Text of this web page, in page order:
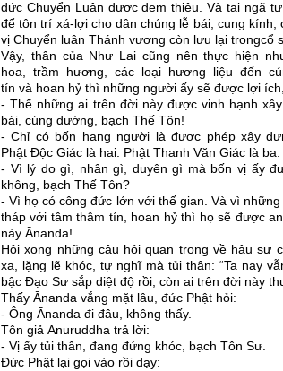
đức Chuyển Luân được đem thiêu. Và tại ngã
để tôn trí xá-lợi cho dân chúng lễ bái, cung
vị Chuyển luân Thánh vương còn lưu lại trongcổ
Vậy, thân của Như Lai cũng nên thực hiện
hoa, trầm hương, các loại hương liệu đến
tín và hoan hỷ thì những người ấy sẽ được lợi
- Thế những ai trên đời này được vinh hạnh
bái, cúng dường, bạch Thế Tôn!
- Chỉ có bốn hạng người là được phép xây
Phật Độc Giác là hai. Phật Thanh Văn Giác là
- Vì lý do gì, nhân gì, duyên gì mà bốn vị ấy
không, bạch Thế Tôn?
- Vì họ có công đức lớn với thế gian. Và vì
tháp với tâm thâm tín, hoan hỷ thì họ sẽ được
này Ānanda!
Hỏi xong những câu hỏi quan trọng về hậu sự
xa, lặng lẽ khóc, tự nghĩ mà tủi thân: “Ta nay
bậc Đạo Sư sắp diệt độ rồi, còn ai trên đời này
Thấy Ānanda vắng mặt lâu, đức Phật hỏi:
- Ông Ānanda đi đâu, không thấy.
Tôn giả Anuruddha trả lời:
- Vị ấy tủi thân, đang đứng khóc, bạch Tôn Sư.
Đức Phật lại gọi vào rồi dạy: